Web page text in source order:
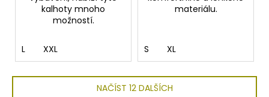
kalhoty mnoho
možností.
L XXL
materiálu.
S XL
NAČÍST 12 DALŠÍCH